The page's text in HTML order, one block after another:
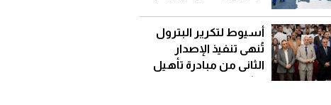
الاستيراد
أسيوط لتكرير البترول
تُنهى تنفيذ الإصدار
الثانى من مبادرة تأهيل